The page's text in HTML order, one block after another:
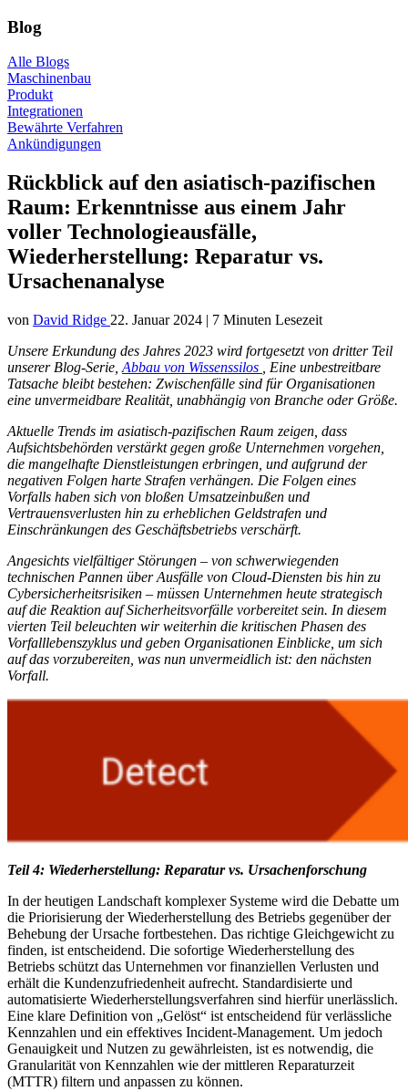
Blog
Alle Blogs
Maschinenbau
Produkt
Integrationen
Bewährte Verfahren
Ankündigungen
Rückblick auf den asiatisch-pazifischen
Raum: Erkenntnisse aus einem Jahr
voller Technologieausfälle,
Wiederherstellung: Reparatur vs.
Ursachenanalyse
von David Ridge 22. Januar 2024 | 7 Minuten Lesezeit
Unsere Erkundung des Jahres 2023 wird fortgesetzt von dritter Teil
unserer Blog-Serie, Abbau von Wissenssilos
Eine unbestreitbare
Tatsache bleibt bestehen: Zwischenfälle sind für Organisationen
eine unvermeidbare Realität, unabhängig von Branche oder Größe.
Aktuelle Trends im asiatisch-pazifischen Raum zeigen, dass
Aufsichtsbehörden verstärkt gegen große Unternehmen vorgehen,
die mangelhafte Dienstleistungen erbringen, und aufgrund der
negativen Folgen harte Strafen verhängen. Die Folgen eines
Vorfalls haben sich von bloßen Umsatzeinbußen und
Vertrauensverlusten hin zu erheblichen Geldstrafen und
Einschränkungen des Geschäftsbetriebs verschärft.
Angesichts vielfältiger Störungen – von schwerwiegenden
technischen Pannen über Ausfälle von Cloud-Diensten bis hin zu
Cybersicherheitsrisiken – müssen Unternehmen heute strategisch
auf die Reaktion auf Sicherheitsvorfälle vorbereitet sein. In diesem
vierten Teil beleuchten wir weiterhin die kritischen Phasen des
Vorfalllebenszyklus und geben Organisationen Einblicke, um sich
auf das vorzubereiten, was nun unvermeidlich ist: den nächsten
Vorfall.
Teil 4: Wiederherstellung: Reparatur vs. Ursachenforschung
In der heutigen Landschaft komplexer Systeme wird die Debatte um
die Priorisierung der Wiederherstellung des Betriebs gegenüber der
Behebung der Ursache fortbestehen. Das richtige Gleichgewicht zu
finden, ist entscheidend. Die sofortige Wiederherstellung des
Betriebs schützt das Unternehmen vor finanziellen Verlusten und
erhält die Kundenzufriedenheit aufrecht. Standardisierte und
automatisierte Wiederherstellungsverfahren sind hierfür unerlässlich.
Eine klare Definition von „Gelöst“ ist entscheidend für verlässliche
Kennzahlen und ein effektives Incident-Management. Um jedoch
Genauigkeit und Nutzen zu gewährleisten, ist es notwendig, die
Granularität von Kennzahlen wie der mittleren Reparaturzeit
(MTTR) filtern und anpassen zu können.